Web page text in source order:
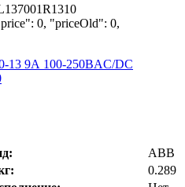
0, "priceOld": 0,
ABB
0.289